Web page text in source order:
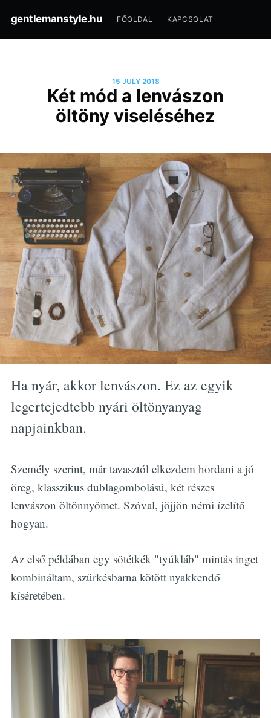
gentlemanstyle.hu FŐOLDAL KAPCSOLAT
15 JULY 2018
Két mód a lenvászon
öltöny viseléséhez
Ha nyár, akkor lenvászon. Ez az egyik
legertejedtebb nyári öltönyanyag
napjainkban.
Személy szerint, már tavasztól elkezdem hordani a jó
öreg, klasszikus dublagombolású, két részes
lenvászon öltönnyömet. Szóval, jöjjön némi ízelítő
hogyan.
Az első példában egy sötétkék "tyúkláb" mintás inget
kombináltam, szürkésbarna kötött nyakkendő
kíséretében.